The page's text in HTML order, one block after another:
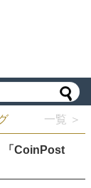
一覧 ＞
「CoinPost